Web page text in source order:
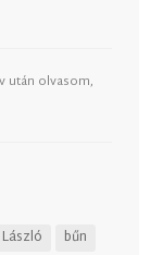
után olvasom,
bűn